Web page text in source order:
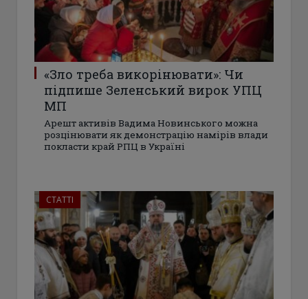
«Зло треба викорінювати»: Чи
підпише Зеленський вирок УПЦ
МП
Арешт активів Вадима Новинського можна
розцінювати як демонстрацію намірів влади
покласти край РПЦ в Україні
СТАТТІ